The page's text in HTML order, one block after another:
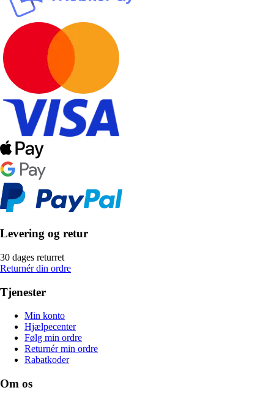
Levering og retur
30 dages returret
Returnér din ordre
Tjenester
Min konto
Hjælpecenter
Følg min ordre
Returnér min ordre
Rabatkoder
Om os